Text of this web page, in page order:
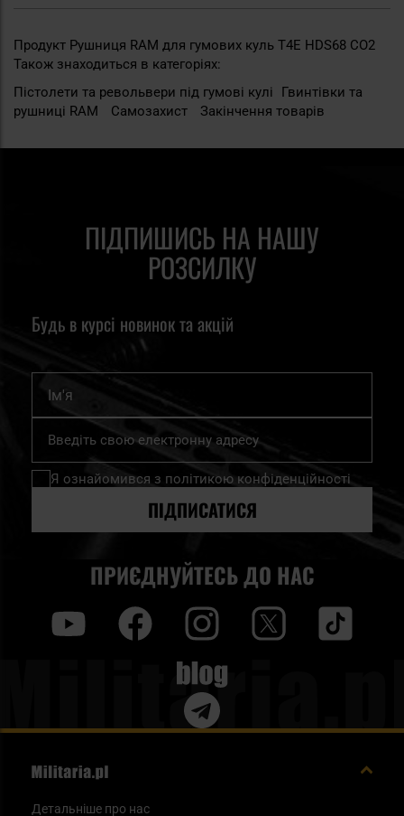
Продукт Рушниця RAM для гумових куль T4E HDS68 CO2
Також знаходиться в категоріях:
Пістолети та револьвери під гумові кулі
Гвинтівки та
рушниці RAM
Самозахист Закінчення товарів
ПІДПИШИСЬ НА НАШУ
РОЗСИЛКУ
Будь в курсі новинок та акцій
Підпишіться
нашу
розсилку
Я ознайомився з політикою конфіденційності
ПІДПИСАТИСЯ
ПРИЄДНУЙТЕСЬ ДО НАС
Blog
Детальніше про нас